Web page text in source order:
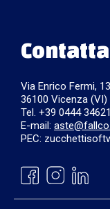
Via Enrico Fermi,
36100 Vicenza (VI)
Tel. +39 0444
E-mail:
PEC: